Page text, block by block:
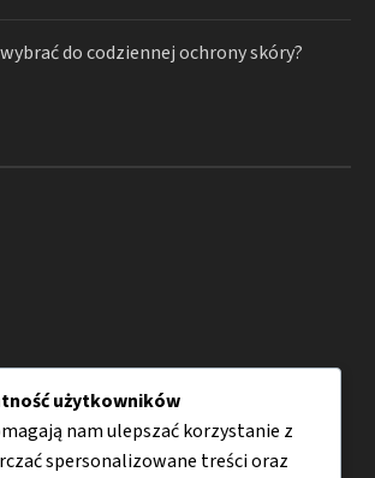
do codziennej ochrony skóry?
użytkowników
nam ulepszać korzystanie z
spersonalizowane treści oraz